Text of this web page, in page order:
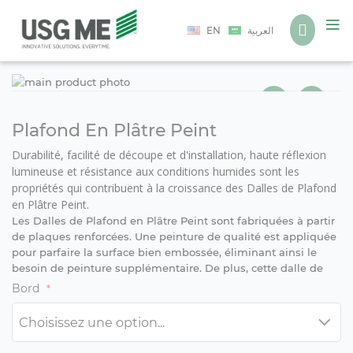
EN العربية
Plafond En Plâtre Peint
Durabilité, facilité de découpe et d'installation, haute réflexion
lumineuse et résistance aux conditions humides sont les
propriétés qui contribuent à la croissance des Dalles de Plafond
en Plâtre Peint.
Les Dalles de Plafond en Plâtre Peint sont fabriquées à partir
de plaques renforcées. Une peinture de qualité est appliquée
pour parfaire la surface bien embossée, éliminant ainsi le
besoin de peinture supplémentaire. De plus, cette dalle de
plafond réfléchit très bien la lumière.
produite à partir de plaques renforcées, alliant accessibilité et
professionnalisme. Elle s'adapte parfaitement aux rails de
Bord